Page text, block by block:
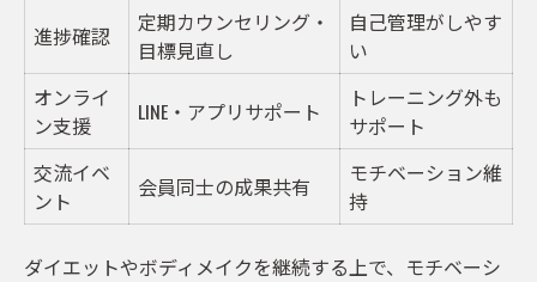
進捗確認
定期カウンセリング・
目標見直し
自己管理がしやす
い
オンライ
ン支援
LINE・アプリサポート
トレーニング外も
サポート
交流イベ
ント
会員同士の成果共有
モチベーション維
持
ダイエットやボディメイクを継続する上で、モチベーシ